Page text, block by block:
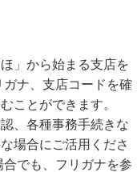
」から始まる支店を
ナ、支店コードを確
ことができます。
、各種事務手続きな
場合にご活用くださ
でも、フリガナを参